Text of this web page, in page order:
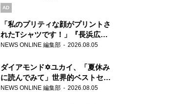
「私のプリティな顔がプリントさ
れたTシャツです！」『長浜広奈
天下無双』初の番組グッズ発売
NEWS ONLINE 編集部 2026.08.05
ダイアモンド✡ユカイ、「夏休み
に読んでみて」世界的ベストセラ
ー『アナスタシア』を紹介
NEWS ONLINE 編集部 2026.08.05